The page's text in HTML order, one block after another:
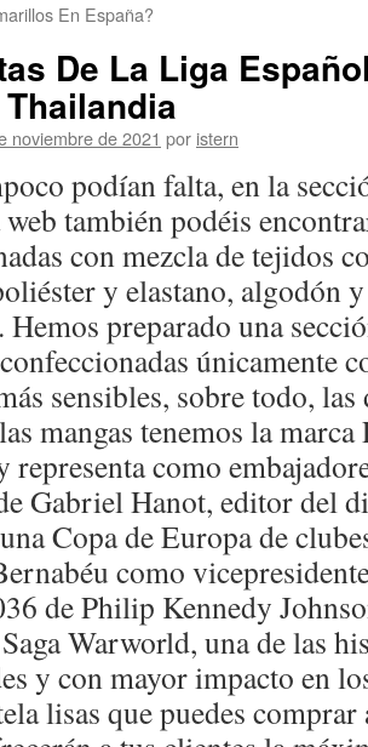
En España?
De La Liga
noviembre de 2021 por istern
podían falta, en la
también podéis
con mezcla de tejidos
y elastano, algodón
Hemos preparado una
únicamente
sensibles, sobre todo,
mangas tenemos la
representa como
Gabriel Hanot, editor del
Copa de Europa de
como
de Philip Kennedy
Warworld, una de las
y con mayor impacto en
lisas que puedes